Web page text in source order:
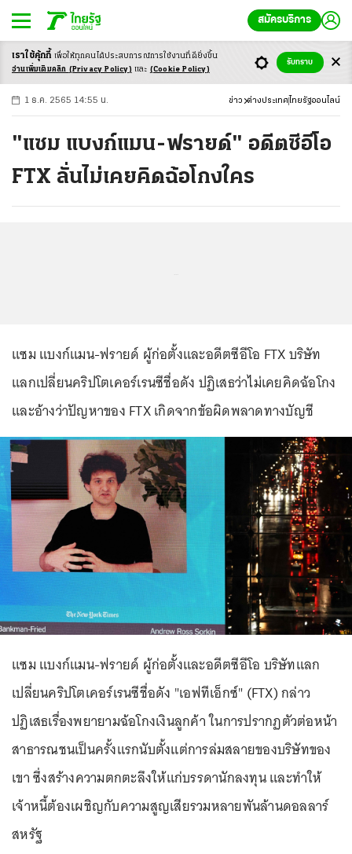
สมัครบริการ
-ก ก ก+
1 ธ.ค. 2565 14:55 น. ข่าว ต่างประเทศ ไทยรัฐออนไลน์
"แซม แบงก์แมน-ฟรายด์" อดีตซีอีโอ
FTX ลั่นไม่เคยคิดฉ้อโกงใคร
แซม แบงก์แมน-ฟรายด์ ผู้ก่อตั้งและอดีตซีอีโอ FTX บริษัท
แลกเปลี่ยนคริปโตเคอร์เรนซีชื่อดัง ปฏิเสธว่าไม่เคยคิดฉ้อโกง
และอ้างว่าปัญหาของ FTX เกิดจากข้อผิดพลาดทางบัญชี
แซม แบงก์แมน-ฟรายด์ ผู้ก่อตั้งและอดีตซีอีโอ บริษัทแลก
เปลี่ยนคริปโตเคอร์เรนซีชื่อดัง "เอฟทีเอ็กซ์" (FTX) กล่าว
ปฏิเสธเรื่องพยายามฉ้อโกงเงินลูกค้า ในการปรากฏตัวต่อหน้า
สาธารณชนเป็นครั้งแรกนับตั้งแต่การล่มสลายของบริษัทของ
เขา ซึ่งสร้างความตกตะลึงให้แก่บรรดานักลงทุน และทำให้
เจ้าหนี้ต้องเผชิญกับความสูญเสียรวมหลายพันล้านดอลลาร์
สหรัฐ
เราใช้คุ้กกี้ เพื่อให้ทุกคนได้ประสบการณ์การใช้งานที่ดียิ่งขึ้น
อ่านเพิ่มเติมคลิก (Privacy Policy) และ (Cookie Policy)
รับทราบ